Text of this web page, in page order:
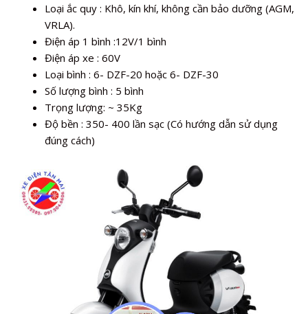
Loại ắc quy : Khô, kín khí, không cần bảo dưỡng (AGM,
VRLA).
Điện áp 1 bình :12V/1 bình
Điện áp xe : 60V
Loại bình : 6- DZF-20 hoặc 6- DZF-30
Số lượng bình : 5 bình
Trọng lượng: ~ 35Kg
Độ bền : 350- 400 lần sạc (Có hướng dẫn sử dụng
đúng cách)